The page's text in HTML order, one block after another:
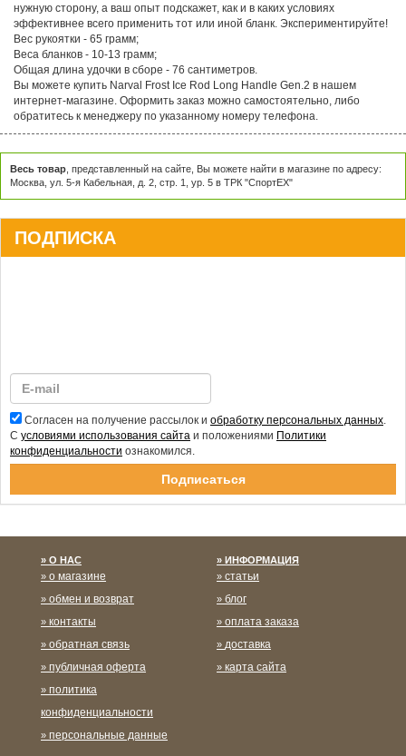
нужную сторону, а ваш опыт подскажет, как и в каких условиях
эффективнее всего применить тот или иной бланк. Экспериментируйте!
Вес рукоятки - 65 грамм;
Веса бланков - 10-13 грамм;
Общая длина удочки в сборе - 76 сантиметров.
Вы можете купить Narval Frost Ice Rod Long Handle Gen.2 в нашем
интернет-магазине. Оформить заказ можно самостоятельно, либо
обратитесь к менеджеру по указанному номеру телефона.
Весь товар , представленный на сайте, Вы можете найти в магазине по адресу:
Москва, ул. 5-я Кабельная, д. 2, стр. 1, ур. 5 в ТРК "СпортЕХ"
ПОДПИСКА
Согласен на получение рассылок и обработку персональных данных
С условиями использования сайта и положениями Политики
конфиденциальности ознакомился.
О НАС
о магазине
обмен и возврат
контакты
обратная связь
публичная оферта
политика
конфиденциальности
персональные данные
ИНФОРМАЦИЯ
статьи
блог
оплата заказа
доставка
карта сайта